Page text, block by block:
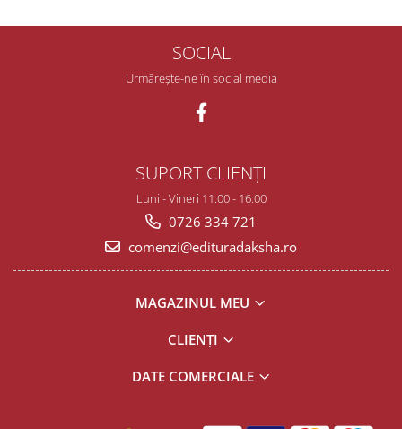
SOCIAL
Urmărește-ne în social media
SUPORT CLIENȚI
Luni - Vineri 11:00 - 16:00
0726 334 721
comenzi@edituradaksha.ro
MAGAZINUL MEU
CLIENȚI
DATE COMERCIALE